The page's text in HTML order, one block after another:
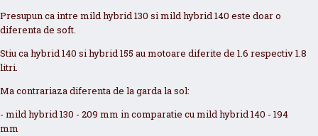
Presupun ca intre mild hybrid 130 si mild hybrid 140 este doar o
diferenta de soft.
Stiu ca hybrid 140 si hybrid 155 au motoare diferite de 1.6 respectiv 1.8
litri.
Ma contrariaza diferenta de la garda la sol:
- mild hybrid 130 - 209 mm in comparatie cu mild hybrid 140 - 194
mm